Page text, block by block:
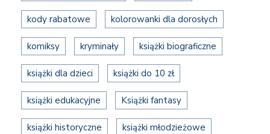
kody rabatowe kolorowanki dla dorosłych
komiksy kryminały książki biograficzne
książki dla dzieci książki do 10 zł
książki edukacyjne Książki fantasy
książki historyczne książki młodzieżowe